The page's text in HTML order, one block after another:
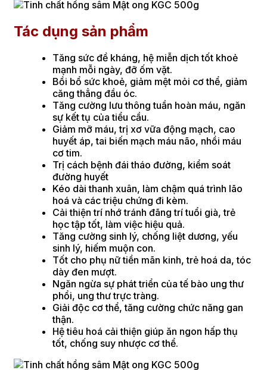
Tác dụng sản phẩm
Tăng sức đề kháng, hệ miễn dịch tốt khoẻ
mạnh mỗi ngày, đỡ ốm vặt.
Bồi bổ sức khoẻ, giảm mệt mỏi cơ thể, giảm
căng thẳng đầu óc.
Tăng cường lưu thông tuần hoàn máu, ngăn
sự kết tụ của tiểu cầu.
Giảm mỡ máu, trị xơ vữa động mạch, cao
huyết áp, tai biến mạch máu não, nhồi máu
cơ tim.
Trị cách bệnh đái tháo đường, kiểm soát
đường huyết
Kéo dài thanh xuân, làm chậm quá trình lão
hoá và các triệu chứng đi kèm.
Cải thiện trí nhớ tránh đãng trí tuổi già, trẻ
học tập tốt, làm việc hiệu quả.
Tăng cường sinh lý, chống liệt dương, yếu
sinh lý, hiếm muộn con.
Tốt cho phụ nữ tiền mãn kinh, trẻ hoá da, tóc
dày đen mượt.
Ngăn ngừa sự phát triển của tế bào ung thư
phổi, ung thư trực tràng.
Giải độc cơ thể, tăng cường chức năng gan
thận.
Hệ tiêu hoá cải thiện giúp ăn ngon hấp thụ
tốt, chống suy nhược cơ thể.